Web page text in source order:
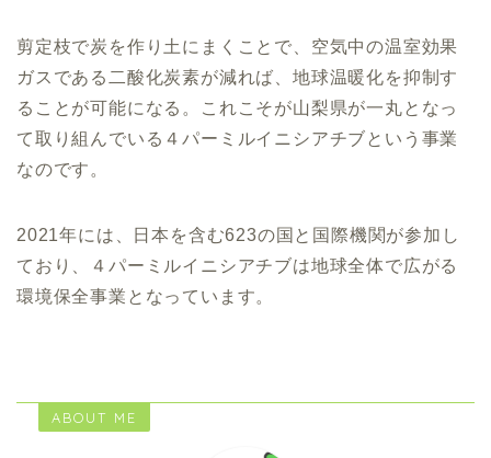
剪定枝で炭を作り土にまくことで、空気中の温室効果
ガスである二酸化炭素が減れば、地球温暖化を抑制す
ることが可能になる。これこそが山梨県が一丸となっ
て取り組んでいる４パーミルイニシアチブという事業
なのです。
2021年には、日本を含む623の国と国際機関が参加し
ており、４パーミルイニシアチブは地球全体で広がる
環境保全事業となっています。
ABOUT ME